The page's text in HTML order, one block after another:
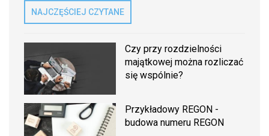
NAJCZĘŚCIEJ CZYTANE
Czy przy rozdzielności
majątkowej można rozliczać
się wspólnie?
Przykładowy REGON -
budowa numeru REGON